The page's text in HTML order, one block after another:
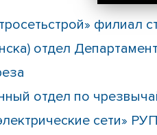
филиал
отдел
отдел по
сети»